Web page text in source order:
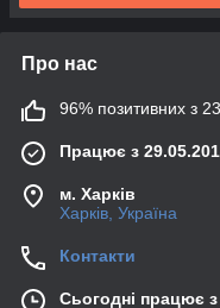
Про нас
96% позитивних з 23
Працює з
м. Харків
Харків, Україна
Контакти
Сьогодні працює